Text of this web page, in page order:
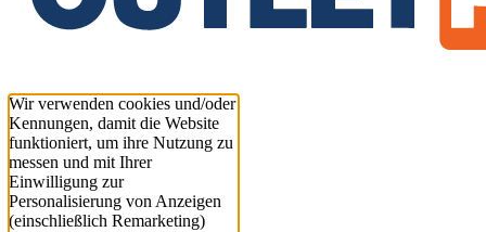
Wir verwenden cookies und/oder
Kennungen, damit die Website
funktioniert, um ihre Nutzung zu
messen und mit Ihrer
Einwilligung zur
Personalisierung von Anzeigen
(einschließlich Remarketing)